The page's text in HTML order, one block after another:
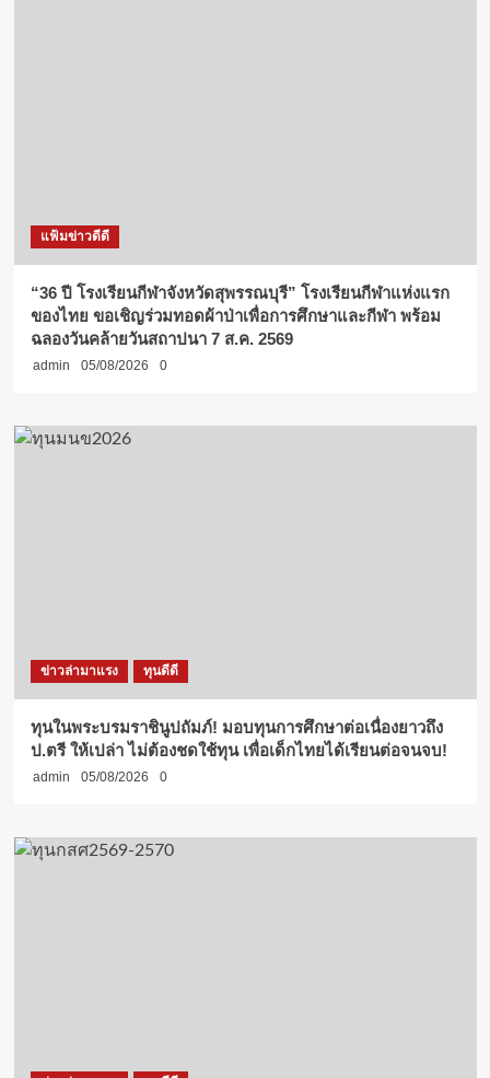
แฟ้มข่าวดีดี
“36 ปี โรงเรียนกีฬาจังหวัดสุพรรณบุรี” โรงเรียนกีฬาแห่งแรก
ของไทย ขอเชิญร่วมทอดผ้าป่าเพื่อการศึกษาและกีฬา พร้อม
ฉลองวันคล้ายวันสถาปนา 7 ส.ค. 2569
admin 05/08/2026 0
ข่าวล่ามาแรง ทุนดีดี
ทุนในพระบรมราชินูปถัมภ์! มอบทุนการศึกษาต่อเนื่องยาวถึง
ป.ตรี ให้เปล่า ไม่ต้องชดใช้ทุน เพื่อเด็กไทยได้เรียนต่อจนจบ!
admin 05/08/2026 0